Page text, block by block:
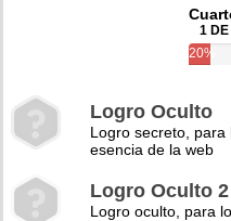
1 DE
20%
Logro Oculto
Logro secreto, para
esencia de la web
Logro Oculto 2
Logro oculto, para